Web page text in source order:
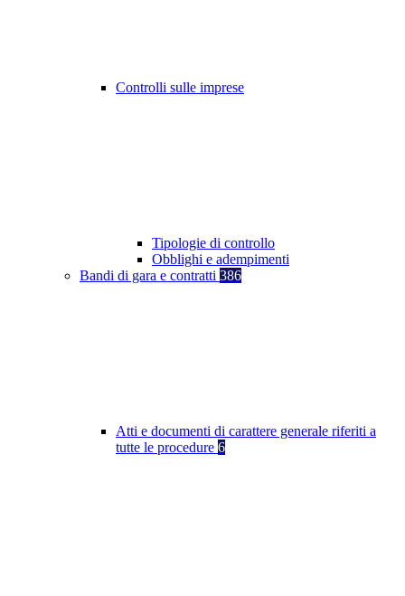
Controlli sulle imprese
Tipologie di controllo
Obblighi e adempimenti
Bandi di gara e contratti 386
Atti e documenti di carattere generale riferiti a
tutte le procedure 6